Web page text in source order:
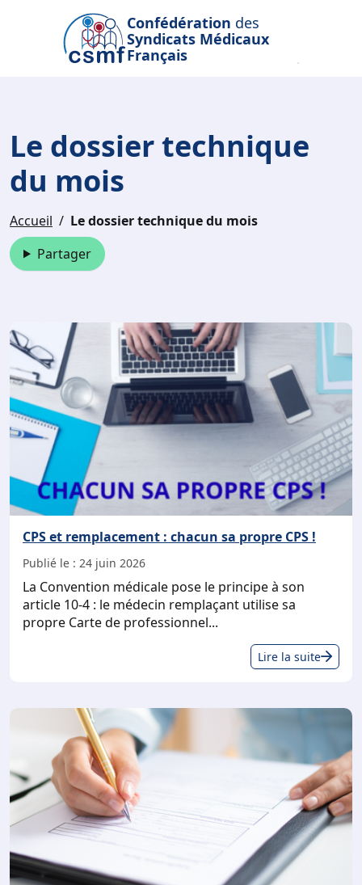
Passer au contenu principal
Confédération des
Syndicats Médicaux
Français
Le dossier technique
du mois
Accueil
Le dossier technique du mois
Partager
CPS et remplacement : chacun sa propre CPS !
Publié le : 24 juin 2026
La Convention médicale pose le principe à son
article 10-4 : le médecin remplaçant utilise sa
propre Carte de professionnel...
Lire la suite
CPS
et
:
sa
CPS
!